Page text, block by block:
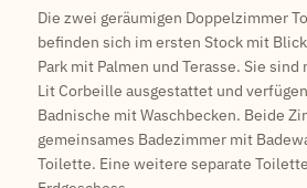
Die zwei geräumigen Doppelzimmer
befinden sich im ersten Stock mit
Park mit Palmen und Terasse. Sie
Lit Corbeille ausgestattet und
Badnische mit Waschbecken. Beide
gemeinsames Badezimmer mit
Toilette. Eine weitere separate